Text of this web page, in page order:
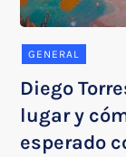
GENERAL
Diego
lugar y
esperado